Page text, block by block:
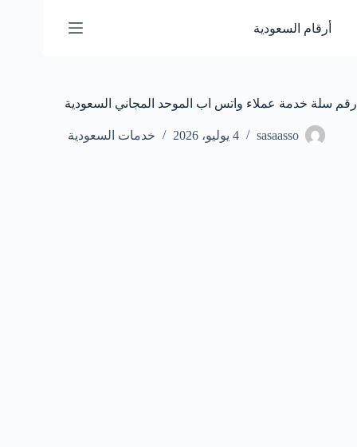
المحتوى
أرقام السعودية
رقم سلة خدمة عملاء واتس اب الموحد المجاني السعودية
sasaasso 4 يوليو، 2026 خدمات السعودية